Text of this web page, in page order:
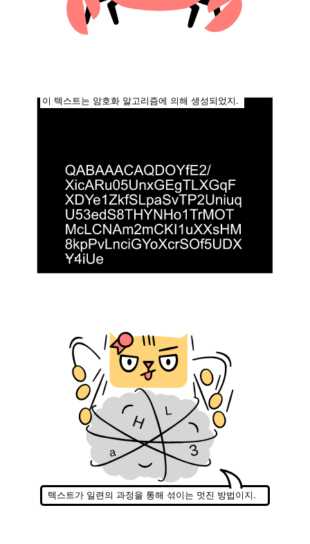
...
이 텍스트는 암호화 알고리즘에 의해 생성되었지.
H
3
L
a
텍스트가 일련의 과정을 통해 섞이는 멋진 방법이지.